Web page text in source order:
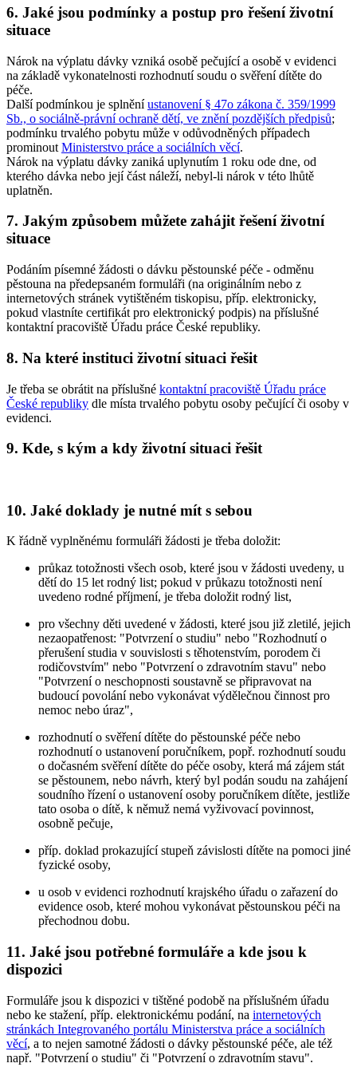
6. Jaké jsou podmínky a postup pro řešení životní
situace
Nárok na výplatu dávky vzniká osobě pečující a osobě v evidenci
na základě vykonatelnosti rozhodnutí soudu o svěření dítěte do
péče.
Další podmínkou je splněníustanovení § 47o zákona č. 359/1999
Sb., o sociálně-právní ochraně dětí, ve znění pozdějších předpisů;
podmínku trvalého pobytu může v odůvodněných případech
prominout Ministerstvo práce a sociálních věcí.
Nárok na výplatu dávky zaniká uplynutím 1 roku ode dne, od
kterého dávka nebo její část náleží, nebyl-li nárok v této lhůtě
uplatněn.
7. Jakým způsobem můžete zahájit řešení životní
situace
Podáním písemné žádosti o dávku pěstounské péče - odměnu
pěstouna na předepsaném formuláři (na originálním nebo z
internetových stránek vytištěném tiskopisu, příp. elektronicky,
pokud vlastníte certifikát pro elektronický podpis) na příslušné
kontaktní pracoviště Úřadu práce České republiky.
8. Na které instituci životní situaci řešit
Je třeba se obrátit na příslušné kontaktní pracoviště Úřadu práce
České republiky dle místa trvalého pobytu osoby pečující či osoby v
evidenci.
9. Kde, s kým a kdy životní situaci řešit
10. Jaké doklady je nutné mít s sebou
K řádně vyplněnému formuláři žádosti je třeba doložit:
průkaz totožnosti všech osob, které jsou v žádosti uvedeny, u
dětí do 15 let rodný list; pokud v průkazu totožnosti není
uvedeno rodné příjmení, je třeba doložit rodný list,
pro všechny děti uvedené v žádosti, které jsou již zletilé, jejich
nezaopatřenost: "Potvrzení o studiu" nebo "Rozhodnutí o
přerušení studia v souvislosti s těhotenstvím, porodem či
rodičovstvím" nebo "Potvrzení o zdravotním stavu" nebo
"Potvrzení o neschopnosti soustavně se připravovat na
budoucí povolání nebo vykonávat výdělečnou činnost pro
nemoc nebo úraz",
rozhodnutí o svěření dítěte do pěstounské péče nebo
rozhodnutí o ustanovení poručníkem, popř. rozhodnutí soudu
o dočasném svěření dítěte do péče osoby, která má zájem stát
se pěstounem, nebo návrh, který byl podán soudu na zahájení
soudního řízení o ustanovení osoby poručníkem dítěte, jestliže
tato osoba o dítě, k němuž nemá vyživovací povinnost,
osobně pečuje,
příp. doklad prokazující stupeň závislosti dítěte na pomoci jiné
fyzické osoby,
u osob v evidenci rozhodnutí krajského úřadu o zařazení do
evidence osob, které mohou vykonávat pěstounskou péči na
přechodnou dobu.
11. Jaké jsou potřebné formuláře a kde jsou k
dispozici
Formuláře jsou k dispozici v tištěné podobě na příslušném úřadu
nebo ke stažení, příp. elektronickému podání, na internetových
stránkách Integrovaného portálu Ministerstva práce a sociálních
věcí, a to nejen samotné žádosti o dávky pěstounské péče, ale též
např. "Potvrzení o studiu" či "Potvrzení o zdravotním stavu".